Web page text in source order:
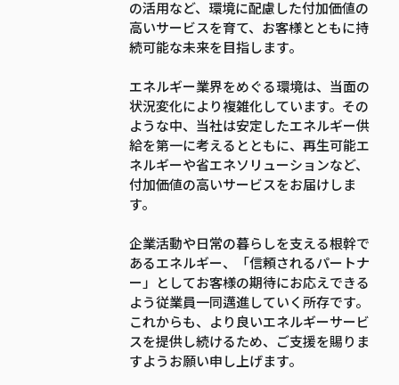
の活用など、環境に配慮した付加価値の
高いサービスを育て、お客様とともに持
続可能な未来を目指します。
エネルギー業界をめぐる環境は、当面の
状況変化により複雑化しています。その
ような中、当社は安定したエネルギー供
給を第一に考えるとともに、再生可能エ
ネルギーや省エネソリューションなど、
付加価値の高いサービスをお届けしま
す。
企業活動や日常の暮らしを支える根幹で
あるエネルギー、「信頼されるパートナ
ー」としてお客様の期待にお応えできる
よう従業員一同邁進していく所存です。
これからも、より良いエネルギーサービ
スを提供し続けるため、ご支援を賜りま
すようお願い申し上げます。